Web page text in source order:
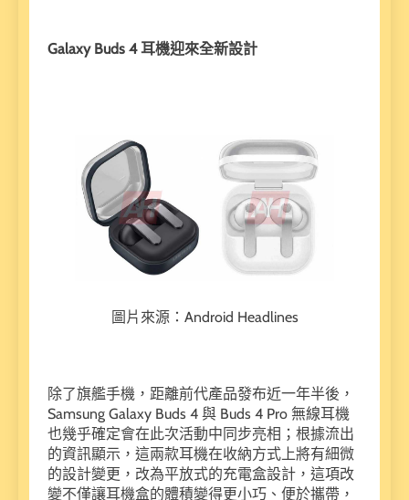
Galaxy Buds 4 耳機迎來全新設計
圖片來源：Android Headlines
除了旗艦手機，距離前代產品發布近一年半後，
Samsung Galaxy Buds 4 與 Buds 4 Pro 無線耳機
也幾乎確定會在此次活動中同步亮相；根據流出
的資訊顯示，這兩款耳機在收納方式上將有細微
的設計變更，改為平放式的充電盒設計，這項改
變不僅讓耳機盒的體積變得更小巧、便於攜帶，